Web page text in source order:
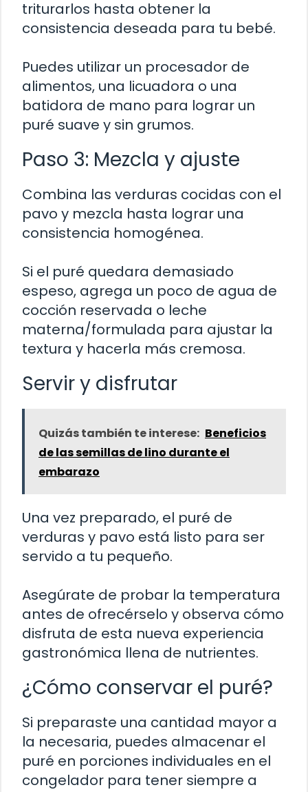
triturarlos hasta obtener la
consistencia deseada para tu bebé.
Puedes utilizar un procesador de
alimentos, una licuadora o una
batidora de mano para lograr un
puré suave y sin grumos.
Paso 3: Mezcla y ajuste
Combina las verduras cocidas con el
pavo y mezcla hasta lograr una
consistencia homogénea.
Si el puré quedara demasiado
espeso, agrega un poco de agua de
cocción reservada o leche
materna/formulada para ajustar la
textura y hacerla más cremosa.
Servir y disfrutar
Quizás también te interese: Beneficios
de las semillas de lino durante el
embarazo
Una vez preparado, el puré de
verduras y pavo está listo para ser
servido a tu pequeño.
Asegúrate de probar la temperatura
antes de ofrecérselo y observa cómo
disfruta de esta nueva experiencia
gastronómica llena de nutrientes.
¿Cómo conservar el puré?
Si preparaste una cantidad mayor a
la necesaria, puedes almacenar el
puré en porciones individuales en el
congelador para tener siempre a